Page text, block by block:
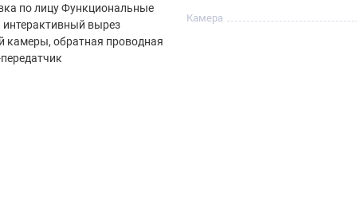
по лицу Функциональные
интерактивный вырез
камеры, обратная проводная
Камера